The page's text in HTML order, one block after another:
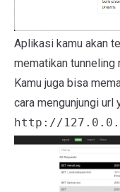
Aplikasi kamu akan
mematikan tunneling
Kamu juga bisa
cara mengunjungi url
http://